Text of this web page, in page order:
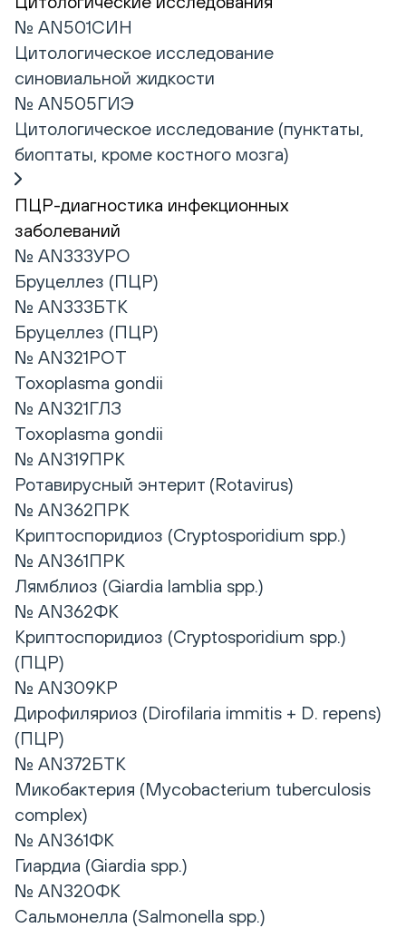
№ AN501СИН
Цитологическое исследование
синовиальной жидкости
№ AN505ГИЭ
Цитологическое исследование (пунктаты,
биоптаты, кроме костного мозга)
ПЦР-диагностика инфекционных
заболеваний
№ AN333УРО
Бруцеллез (ПЦР)
№ AN333БТК
Бруцеллез (ПЦР)
№ AN321РОТ
Toxoplasma gondii
№ AN321ГЛЗ
Toxoplasma gondii
№ AN319ПРК
Ротавирусный энтерит (Rotavirus)
№ AN362ПРК
Криптоспоридиоз (Cryptosporidium spp.)
№ AN361ПРК
Лямблиоз (Giardia lamblia spp.)
№ AN362ФК
Криптоспоридиоз (Cryptosporidium spp.)
(ПЦР)
№ AN309КР
Дирофиляриоз (Dirofilaria immitis + D. repens)
(ПЦР)
№ AN372БТК
Микобактерия (Mycobacterium tuberculosis
complex)
№ AN361ФК
Гиардиа (Giardia spp.)
№ AN320ФК
Сальмонелла (Salmonella spp.)